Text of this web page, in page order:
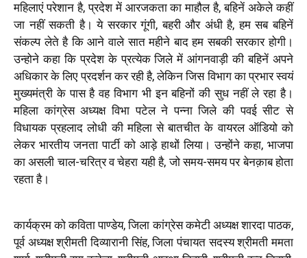
महिलाएं परेशान है, प्रदेश में आरजकता का माहौल है, बहिनें अकेले कहीं
जा नहीं सकती है। ये सरकार गूंगी, बहरी और अंधी है, हम सब बहिनें
संकल्प लेते है कि आने वाले सात महीने बाद हम सबकी सरकार होगी।
उन्होने कहा कि प्रदेश के प्रत्येक जिले में आंगनवाड़ी की बहिनें अपने
अधिकार के लिए प्रदर्शन कर रही है, लेकिन जिस विभाग का प्रभार स्वयं
मुख्यमंत्री के पास है वह विभाग भी इन बहिनों की सुध नहीं ले रहा है।
महिला कांग्रेस अध्यक्ष विभा पटेल ने पन्ना जिले की पवई सीट से
विधायक प्रहलाद लोधी की महिला से बातचीत के वायरल ऑडियो को
लेकर भारतीय जनता पार्टी को आड़े हाथों लिया। उन्होंने कहा, भाजपा
का असली चाल-चरित्र व चेहरा यही है, जो समय-समय पर बेनक़ाब होता
रहता है।
कार्यक्रम को कविता पाण्डेय, जिला कांग्रेस कमेटी अध्यक्ष शारदा पाठक,
पूर्व अध्यक्ष श्रीमती दिव्यारानी सिंह, जिला पंचायत सदस्य श्रीमती ममता